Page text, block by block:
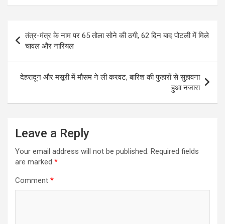
Post
navigation
तंत्र-मंत्र के नाम पर 65 तोला सोने की ठगी, 62 दिन बाद पोटली में मिले
चावल और नारियल
देहरादून और मसूरी में मौसम ने ली करवट, बारिश की फुहारों से सुहावना
हुआ नजारा
Leave a Reply
Your email address will not be published. Required fields
are marked *
Comment *